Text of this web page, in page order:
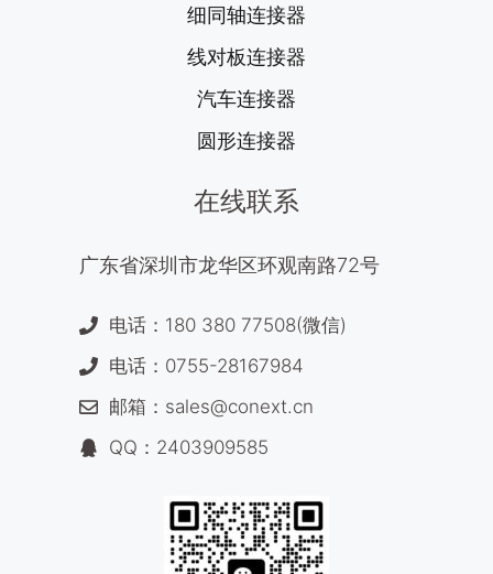
细同轴连接器
线对板连接器
汽车连接器
圆形连接器
在线联系
广东省深圳市龙华区环观南路72号
电话：180 380 77508(微信)
电话：0755-28167984
邮箱：sales@conext.cn
QQ：2403909585